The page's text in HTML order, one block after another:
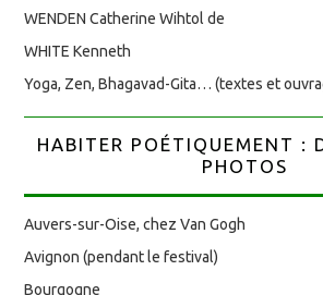
WENDEN Catherine Wihtol de
WHITE Kenneth
Yoga, Zen, Bhagavad-Gita… (textes et
HABITER POÉTIQUEMENT :
PHOTOS
Auvers-sur-Oise, chez Van Gogh
Avignon (pendant le festival)
Bourgogne